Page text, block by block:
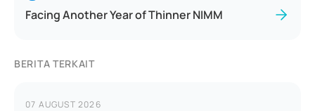
Facing Another Year of Thinner NIMM
BERITA TERKAIT
07 AUGUST 2026